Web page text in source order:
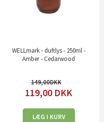
WELLmark - duftlys - 250ml -
Amber - Cedarwood
149,00
119,00 DKK
LÆG I KURV